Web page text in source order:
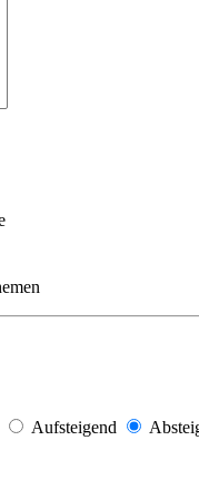
Aufsteigend